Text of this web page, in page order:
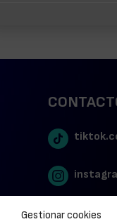
Gestionar cookies